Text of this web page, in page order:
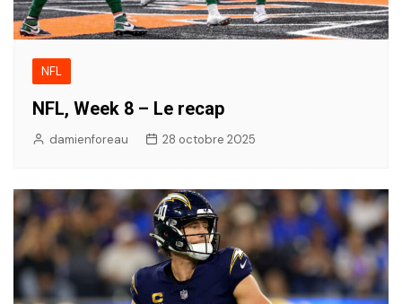
NFL
NFL, Week 8 – Le recap
damienforeau 28 octobre 2025